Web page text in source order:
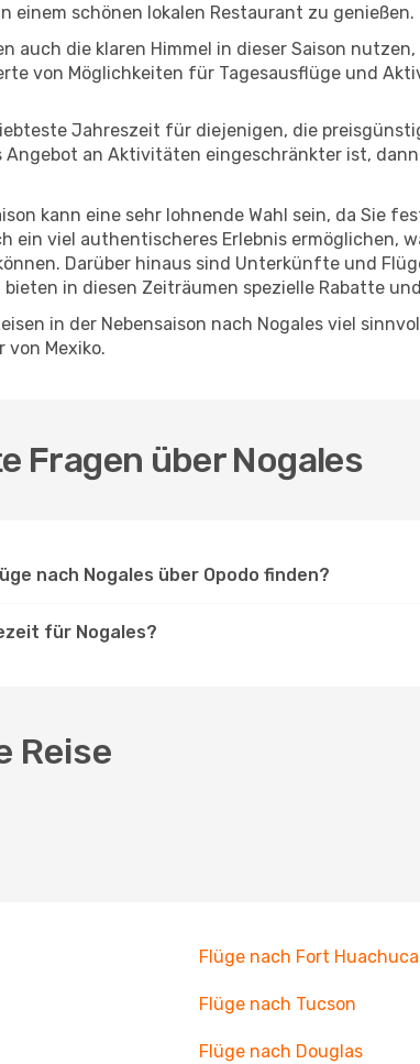
einem schönen lokalen Restaurant zu genießen.
auch die klaren Himmel in dieser Saison
von Möglichkeiten für Tagesausflüge und
Jahreszeit für diejenigen, die
Angebot an Aktivitäten eingeschränkter ist,
kann eine sehr lohnende Wahl sein, da Sie
ein viel authentischeres Erlebnis
Darüber hinaus sind Unterkünfte und
in diesen Zeiträumen spezielle Rabatte
in der Nebensaison nach Nogales viel
von Mexiko.
Fragen über Nogales
nach Nogales über Opodo finden?
für Nogales?
Reise
Flüge nach Fort Huachuca
Flüge nach Tucson
Flüge nach Douglas